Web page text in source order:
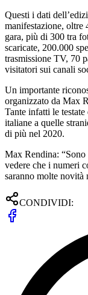
Questi i dati
manifestazione,
gara, più di 300 tra
scaricate, 200.000
trasmissione TV, 70
visitatori sui canali
Un importante
organizzato da Max
Tante infatti le
italiane a quelle
di più nel 2020.
Max Rendina:
vedere che i numeri
saranno molte novità
CONDIVIDI: